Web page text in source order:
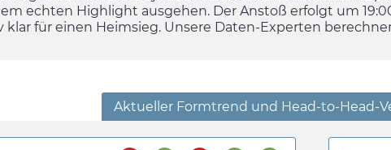
echten Highlight ausgehen. Der Anstoß erfolgt um
klar für einen Heimsieg. Unsere Daten-Experten
Aktueller Formtrend und Head-to-Head-